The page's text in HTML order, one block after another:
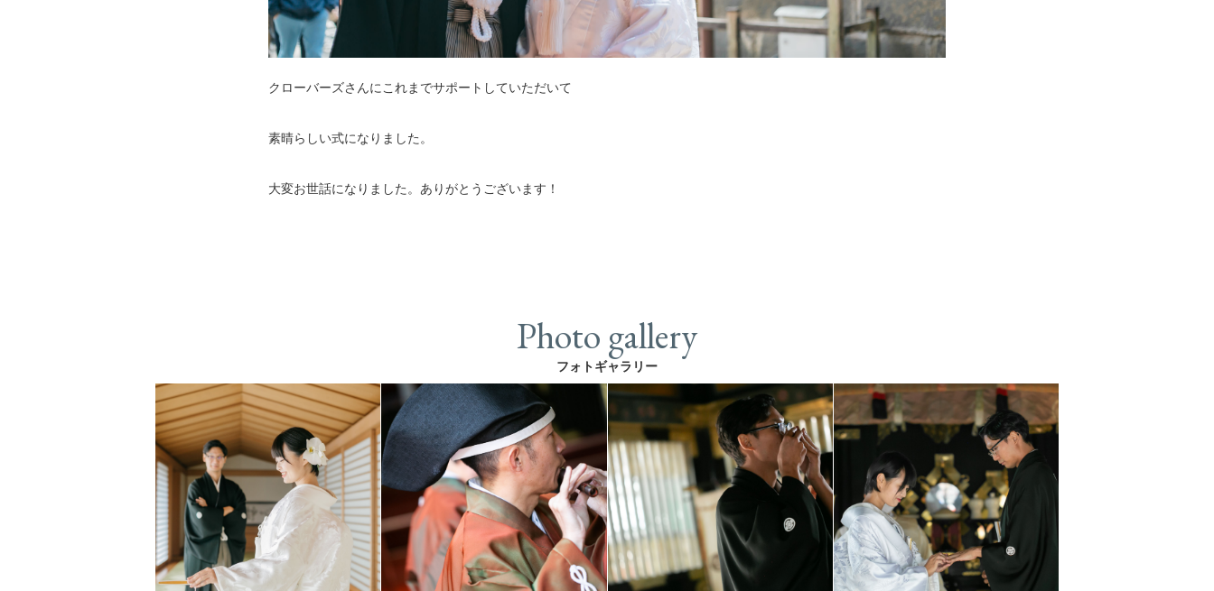
クローバーズさんにこれまでサポートしていただいて
素晴らしい式になりました。
大変お世話になりました。ありがとうございます！
Photo gallery
フォトギャラリー